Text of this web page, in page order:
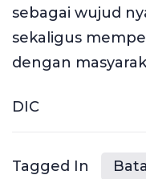
sebagai wujud
sekaligus
dengan
DIC
Tagged In